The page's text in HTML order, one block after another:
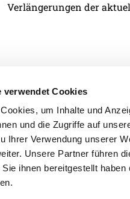
verwendet Cookies
um Inhalte und
und die Zugriffe auf
Ihrer Verwendung unserer
Unsere Partner führen
ihnen bereitgestellt
Verlängerungen der
IMPRESSUM